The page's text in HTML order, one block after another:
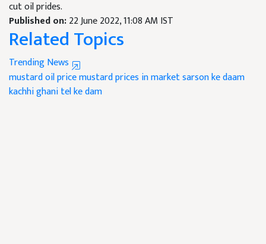
cut oil prides.
Published on:22 June 2022, 11:08 AM IST
Related Topics
Trending News
mustard oil pricemustard prices in marketsarson ke daam
kachhi ghani tel ke dam